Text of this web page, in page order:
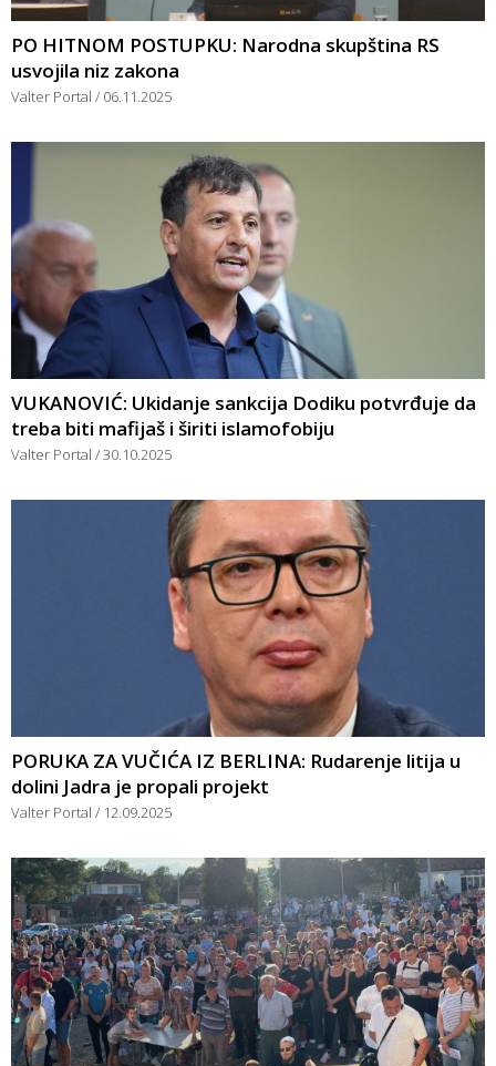
PO HITNOM POSTUPKU: Narodna skupština RS
usvojila niz zakona
Valter Portal 06.11.2025
VUKANOVIĆ: Ukidanje sankcija Dodiku potvrđuje da
treba biti mafijaš i širiti islamofobiju
Valter Portal 30.10.2025
PORUKA ZA VUČIĆA IZ BERLINA: Rudarenje litija u
dolini Jadra je propali projekt
Valter Portal 12.09.2025